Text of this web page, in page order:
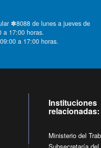
✽8088 de lunes a jueves de
a 17:00 horas.
a 17:00 horas.
Instituciones
Ministerio del
Subsecretaría del